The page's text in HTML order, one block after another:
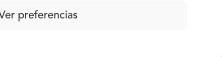
preferencias